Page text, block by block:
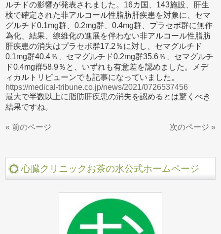
ルチドの影響が発表されました。16カ国、143施設、肝生
検で確定された非アルコール性脂肪肝疾患を対象に、セマ
グルチド0.1mg群、0.2mg群、0.4mg群、プラセボ群に無作
為化、結果、線維化の進展を伴わない非アルコール性脂肪
肝疾患の消失はプラセボ群17.2％に対し、セマグルチド
0.1mg群40.4％、セマグルチド0.2mg群35.6％、セマグルチ
ド0.4mg群58.9％と、いずれも有意差を認めました。メデ
ィカルトリビューンでも記事になっていました。
https://medical-tribune.co.jp/news/2021/0726537456
最大で半数以上に脂肪肝疾患の消失を認めるとは驚くべき
結果ですね。
« 前のページ 次のページ »
心臓クリニックお茶の水公式ホームページ